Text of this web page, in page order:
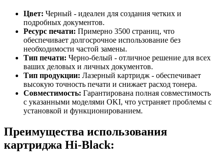
Цвет: Черный - идеален для создания четких и
подробных документов.
Ресурс печати: Примерно 3500 страниц, что
обеспечивает долгосрочное использование без
необходимости частой замены.
Тип печати: Черно-белый - отличное решение для всех
ваших деловых и личных документов.
Тип продукции: Лазерный картридж - обеспечивает
высокую точность печати и снижает расход тонера.
Совместимость: Гарантирована полная совместимость
с указанными моделями OKI, что устраняет проблемы с
установкой и функционированием.
Преимущества использования
картриджа Hi-Black: